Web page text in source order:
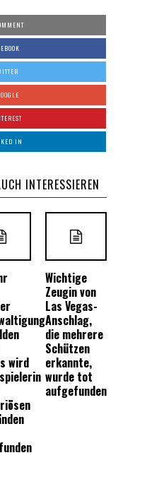
IN
INTERESSIEREN
wird
Wichtige
Zeugin von
Las Vegas-
Anschlag,
die mehrere
Schützen
erkannte,
wurde tot
aufgefunden